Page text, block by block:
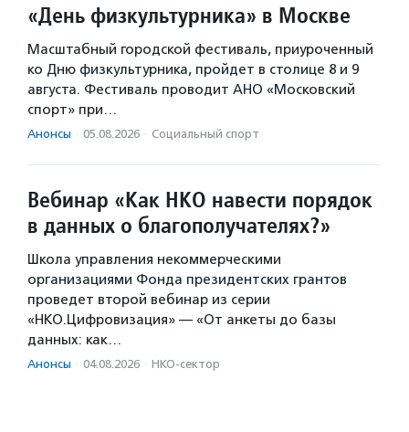
«День физкультурника» в Москве
Масштабный городской фестиваль, приуроченный
ко Дню физкультурника, пройдет в столице 8 и 9
августа. Фестиваль проводит АНО «Московский
спорт» при…
Анонсы · 05.08.2026 · Социальный спорт
Вебинар «Как НКО навести порядок
в данных о благополучателях?»
Школа управления некоммерческими
организациями Фонда президентских грантов
проведет второй вебинар из серии
«НКО.Цифровизация» — «От анкеты до базы
данных: как…
Анонсы · 04.08.2026 · НКО-сектор